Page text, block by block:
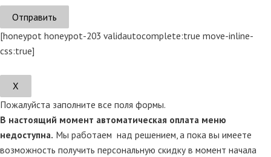
[honeypot honeypot-203 validautocomplete:true move-inline-
css:true]
Х
Пожалуйста заполните все поля формы.
В настоящий момент автоматическая оплата меню
недоступна. Мы работаем над решением, а пока вы имеете
возможность получить персональную скидку в момент начала